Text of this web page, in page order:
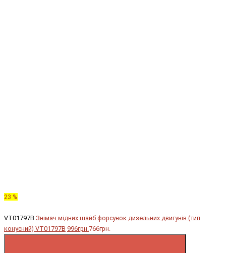
23 %
VT01797B Знімач мідних шайб форсунок дизельних двигунів (тип
конусний) VT01797B 996грн. 766грн.